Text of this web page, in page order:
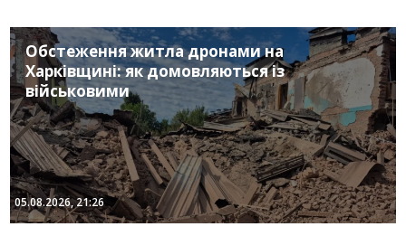
Обстеження житла дронами на
Харківщині: як домовляються із
військовими
05.08.2026, 21:26